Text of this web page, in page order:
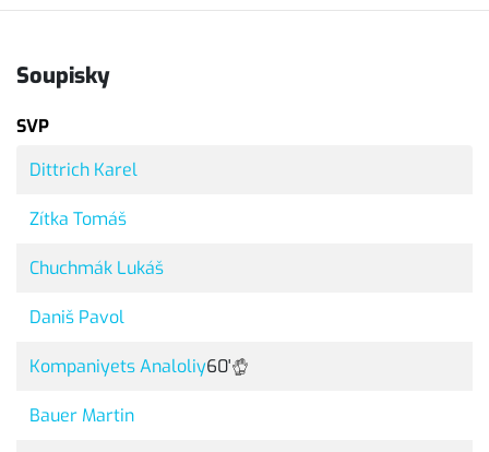
Soupisky
SVP
Dittrich Karel
Zítka Tomáš
Chuchmák Lukáš
Daniš Pavol
Kompaniyets Analoliy60'
Bauer Martin